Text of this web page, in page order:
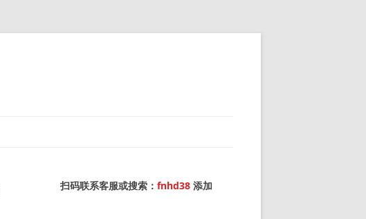
扫码联系客服或搜索： fnhd38 添加